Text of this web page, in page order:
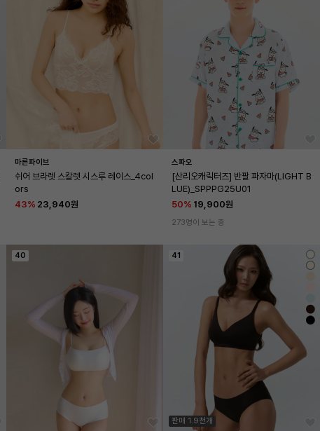
마른파이브
쉬어 브라렛 스칼렛 시스루 레이스_4col
ors
43% 23,940원
스파오
[산리오캐릭터즈] 반팔 파자마(LIGHT B
LUE)_SPPPG25U01
50% 19,900원
273명이 보는 중
40 41
판매 1.9천개